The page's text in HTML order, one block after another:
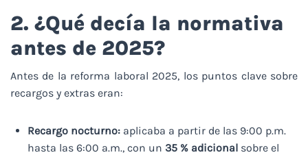
2. ¿Qué decía la normativa
antes de 2025?
Antes de la reforma laboral 2025, los puntos clave sobre
recargos y extras eran:
Recargo nocturno: aplicaba a partir de las 9:00 p.m.
hasta las 6:00 a.m., con un 35 % adicional sobre el